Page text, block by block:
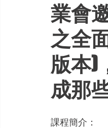
業會
之全
版本)
成那
課程簡介：